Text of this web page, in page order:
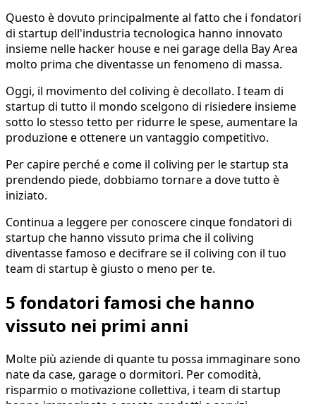
Questo è dovuto principalmente al fatto che i fondatori
di startup dell'industria tecnologica hanno innovato
insieme nelle hacker house e nei garage della Bay Area
molto prima che diventasse un fenomeno di massa.
Oggi, il movimento del coliving è decollato. I team di
startup di tutto il mondo scelgono di risiedere insieme
sotto lo stesso tetto per ridurre le spese, aumentare la
produzione e ottenere un vantaggio competitivo.
Per capire perché e come il coliving per le startup sta
prendendo piede, dobbiamo tornare a dove tutto è
iniziato.
Continua a leggere per conoscere cinque fondatori di
startup che hanno vissuto prima che il coliving
diventasse famoso e decifrare se il coliving con il tuo
team di startup è giusto o meno per te.
5 fondatori famosi che hanno
vissuto nei primi anni
Molte più aziende di quante tu possa immaginare sono
nate da case, garage o dormitori. Per comodità,
risparmio o motivazione collettiva, i team di startup